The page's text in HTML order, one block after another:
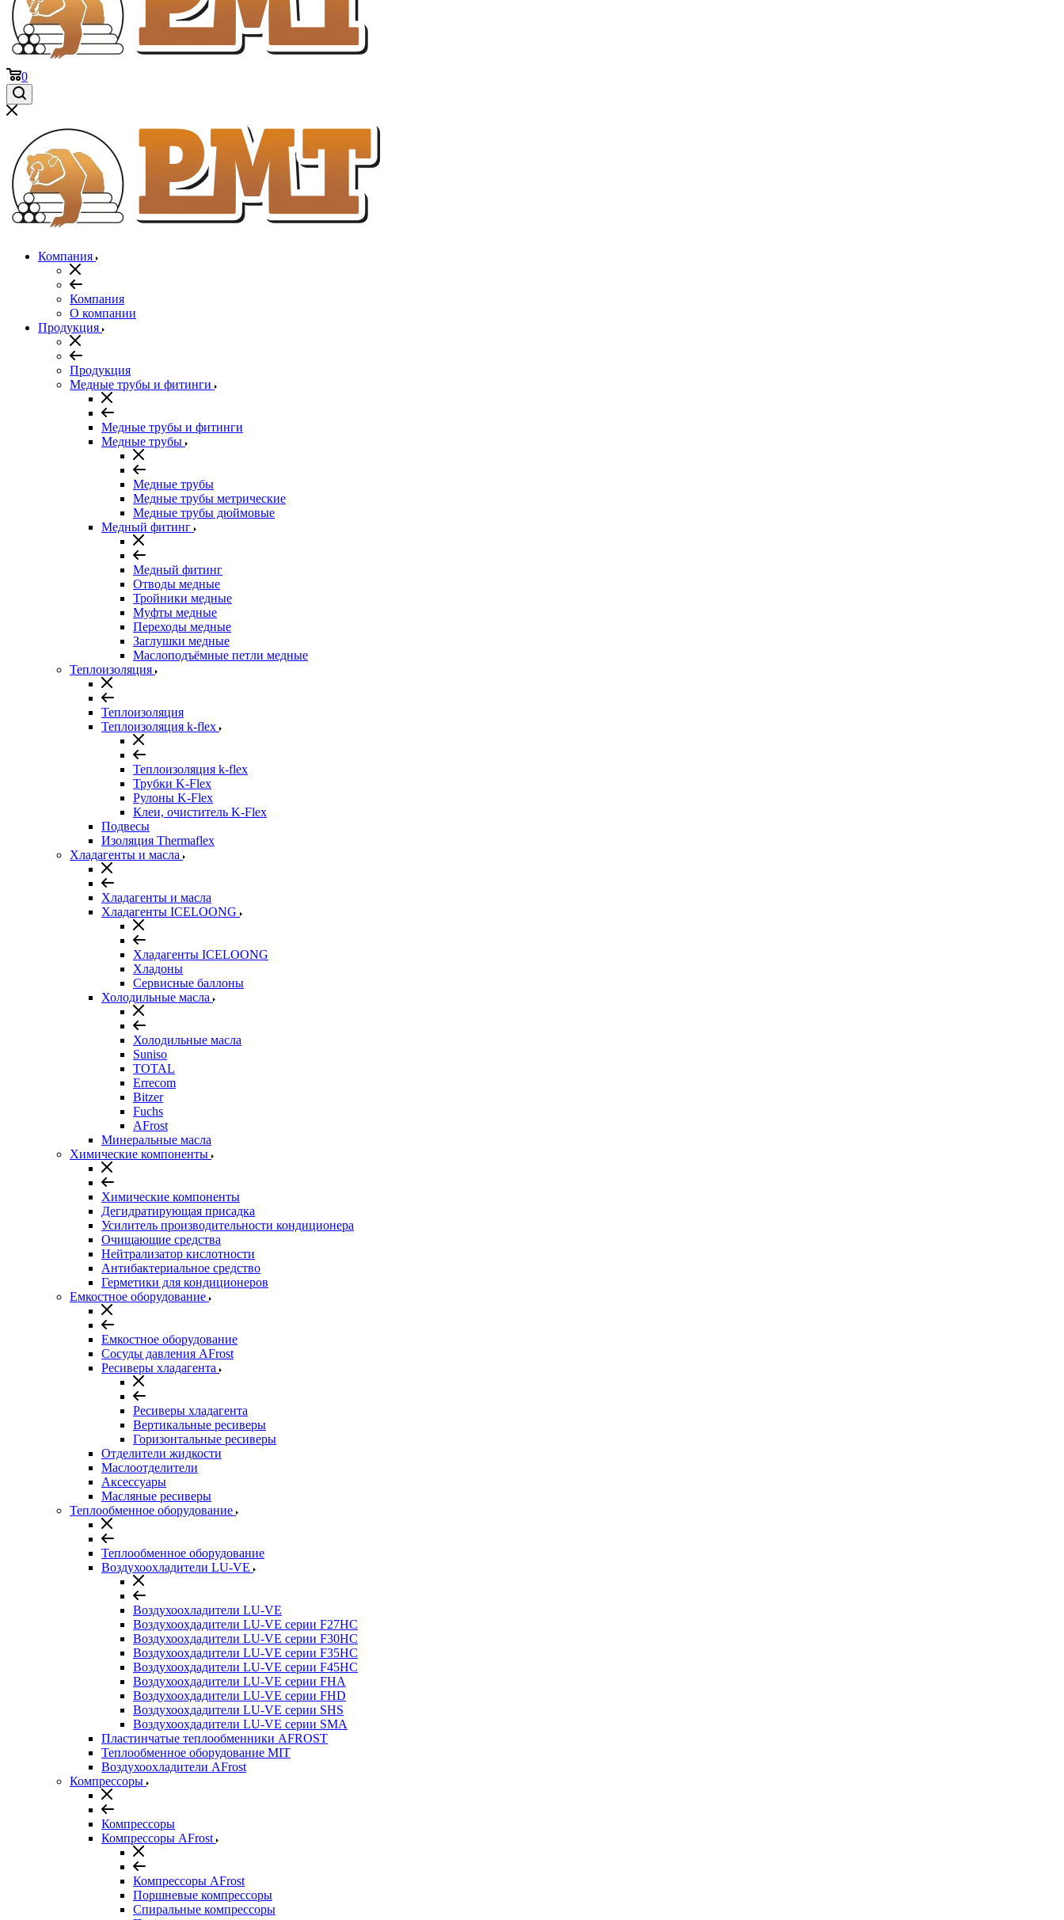
0
Компания
Компания
О компании
Продукция
Продукция
Медные трубы и фитинги
Медные трубы и фитинги
Медные трубы
Медные трубы
Медные трубы метрические
Медные трубы дюймовые
Медный фитинг
Медный фитинг
Отводы медные
Тройники медные
Муфты медные
Переходы медные
Заглушки медные
Маслоподъёмные петли медные
Теплоизоляция
Теплоизоляция
Теплоизоляция k-flex
Теплоизоляция k-flex
Трубки K-Flex
Рулоны K-Flex
Клеи, очиститель K-Flex
Подвесы
Изоляция Thermaflex
Хладагенты и масла
Хладагенты и масла
Хладагенты ICELOONG
Хладагенты ICELOONG
Хладоны
Сервисные баллоны
Холодильные масла
Холодильные масла
Suniso
TOTAL
Errecom
Bitzer
Fuchs
AFrost
Минеральные масла
Химические компоненты
Химические компоненты
Дегидратирующая присадка
Усилитель производительности кондиционера
Очищающие средства
Нейтрализатор кислотности
Антибактериальное средство
Герметики для кондиционеров
Емкостное оборудование
Емкостное оборудование
Сосуды давления AFrost
Ресиверы хладагента
Ресиверы хладагента
Вертикальные ресиверы
Горизонтальные ресиверы
Отделители жидкости
Маслоотделители
Аксессуары
Масляные ресиверы
Теплообменное оборудование
Теплообменное оборудование
Воздухоохладители LU-VE
Воздухоохладители LU-VE
Воздухоохдадители LU-VE серии F27HC
Воздухоохдадители LU-VE серии F30HC
Воздухоохдадители LU-VE серии F35HC
Воздухоохдадители LU-VE серии F45HC
Воздухоохдадители LU-VE серии FHA
Воздухоохдадители LU-VE серии FHD
Воздухоохдадители LU-VE серии SHS
Воздухоохдадители LU-VE серии SMA
Пластинчатые теплообменники AFROST
Теплообменное оборудование MIT
Воздухоохладители AFrost
Компрессоры
Компрессоры
Компрессоры AFrost
Компрессоры AFrost
Поршневые компрессоры
Спиральные компрессоры